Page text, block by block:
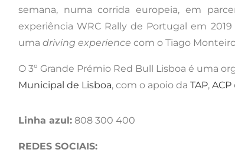
semana, numa corrida europeia, em
experiência WRC Rally de Portugal em
uma driving experience com o Tiago
O 3º Grande Prémio Red Bull Lisboa é uma
Municipal de Lisboa, com o apoio da TAP, ACP
Linha azul: 808 300 400
REDES SOCIAIS: